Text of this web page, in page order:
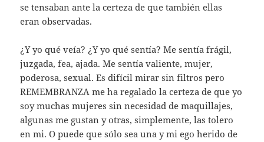
se tensaban ante la certeza de que también ellas
eran observadas.
¿Y yo qué veía? ¿Y yo qué sentía? Me sentía frágil,
juzgada, fea, ajada. Me sentía valiente, mujer,
poderosa, sexual. Es difícil mirar sin filtros pero
REMEMBRANZA me ha regalado la certeza de que yo
soy muchas mujeres sin necesidad de maquillajes,
algunas me gustan y otras, simplemente, las tolero
en mi. O puede que sólo sea una y mi ego herido de